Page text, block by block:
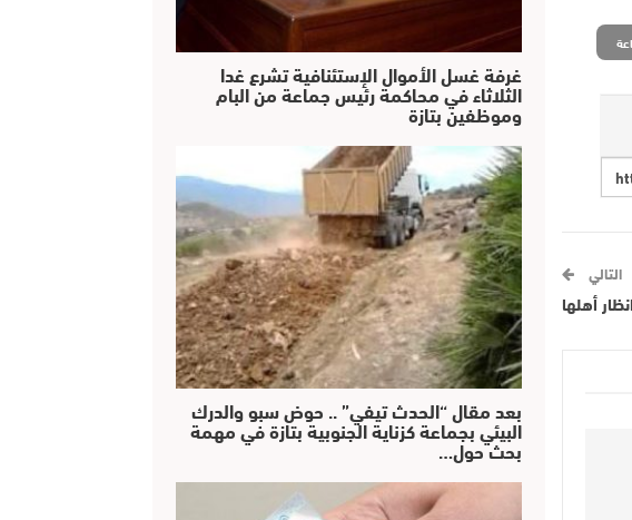
التالي
أهلها
غرفة غسل الأموال الإستئنافية تشرع غدا
الثلاثاء في محاكمة رئيس جماعة من البام
وموظفين بتازة
بعد مقال “الحدث تيفي” .. حوض سبو والدرك
البيئي بجماعة كزناية الجنوبية بتازة في مهمة
بحث حول…